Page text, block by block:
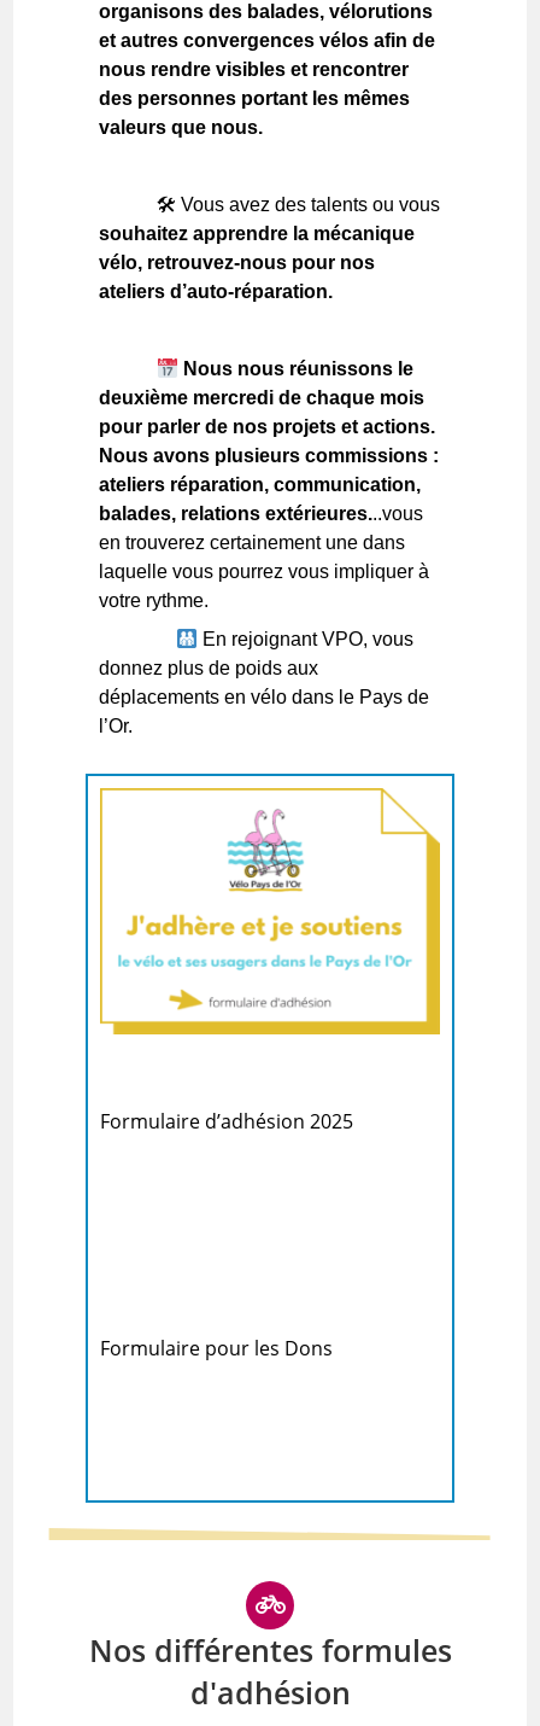
organisons des balades, vélorutions
et autres convergences vélos afin de
nous rendre visibles et rencontrer
des personnes portant les mêmes
valeurs que nous.
🛠 Vous avez des talents ou vous
souhaitez apprendre la mécanique
vélo, retrouvez-nous pour nos
ateliers d’auto-réparation.
Nous nous réunissons le
deuxième mercredi de chaque mois
pour parler de nos projets et actions.
Nous avons plusieurs commissions :
ateliers réparation, communication,
balades, relations extérieures...vous
en trouverez certainement une dans
laquelle vous pourrez vous impliquer à
votre rythme.
En rejoignant VPO, vous
donnez plus de poids aux
déplacements en vélo dans le Pays de
l’Or.
Formulaire d’adhésion 2025
Formulaire pour les Dons
Nos différentes formules
d'adhésion